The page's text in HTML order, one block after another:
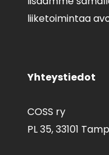
liiketoimintaa
Yhteystiedot
COSS ry
PL 35,33101